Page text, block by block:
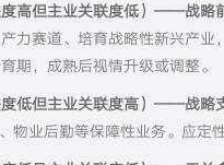
高但主业关联度低）——战略
力赛道、培育战略性新兴产
期，成熟后视情升级或调整。
低但主业关联度高）——战略
物业后勤等保障性业务。应